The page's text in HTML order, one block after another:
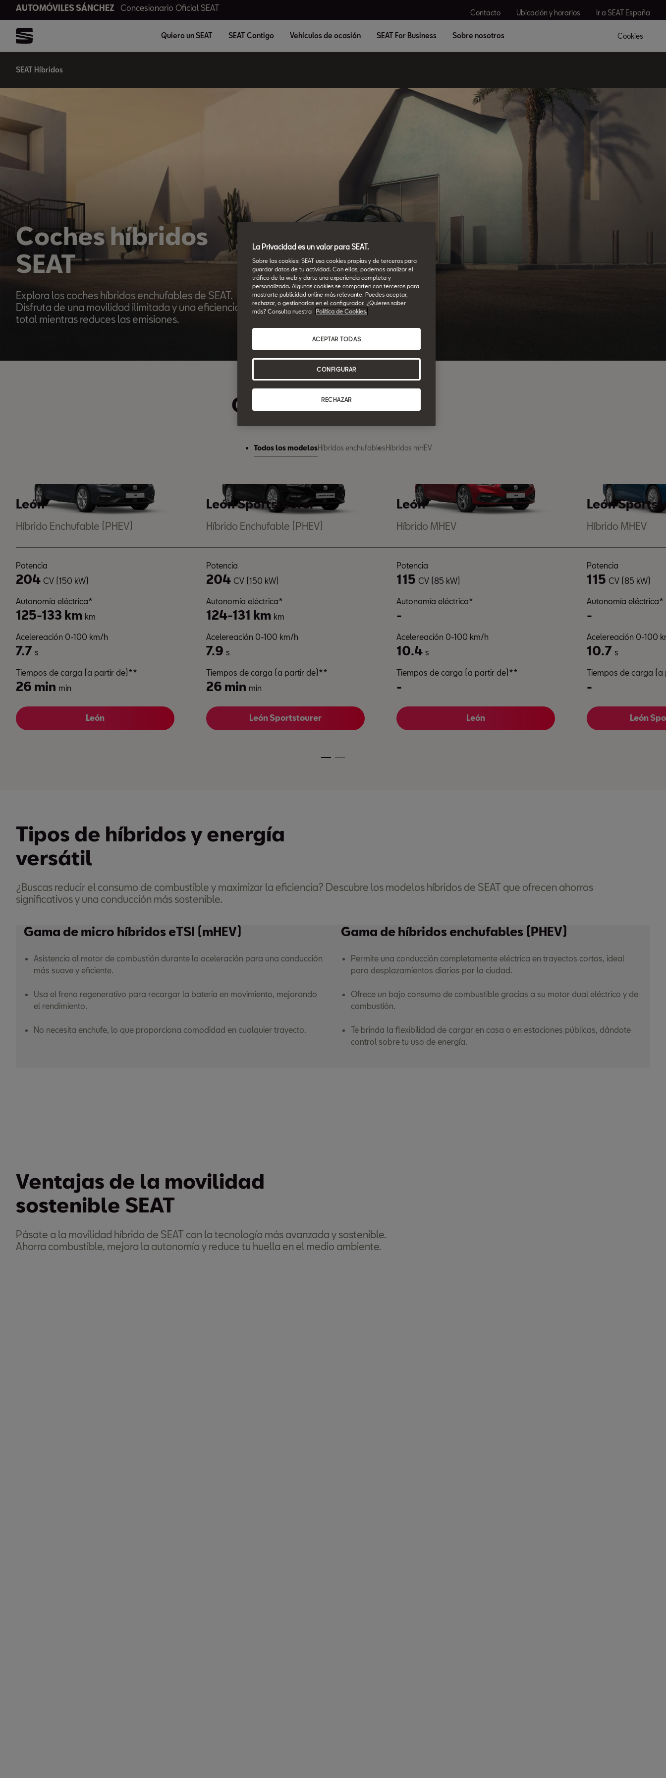
AUTOMÓVILES SÁNCHEZ Concesionario Oficial SEAT
Contacto Ubicación y horarios Ir a SEAT España
Quiero un SEAT SEAT Contigo Vehículos de ocasión SEAT For Business Sobre nosotros Cookies
SEAT Híbridos
Coches híbridos
SEAT
Explora los coches híbridos enchufables de SEAT.
Disfruta de una movilidad ilimitada y una eficiencia
total mientras reduces las emisiones.
Gama Híbridos SEAT
Todos los modelosHíbridos enchufablesHíbridos mHEV
León
Híbrido Enchufable (PHEV)
Potencia
204 CV (150 kW)
Autonomía eléctrica*
125-133 km km
Acelereación 0-100 km/h
7.7 s
Tiempos de carga (a partir de)**
26 min min
León
León Sportstourer
Híbrido Enchufable (PHEV)
Potencia
204 CV (150 kW)
Autonomía eléctrica*
124-131 km km
Acelereación 0-100 km/h
7.9 s
Tiempos de carga (a partir de)**
26 min min
León Sportstourer
León
Híbrido MHEV
Potencia
115 CV (85 kW)
Autonomía eléctrica*
-
Acelereación 0-100 km/h
10.4 s
Tiempos de carga (a partir de)**
-
León
León
Híbrido MHEV
Potencia
115 CV (85 kW)
Autonomía eléctrica*
-
Acelereación 0-100
10.7 s
Tiempos de carga
-
León
Tipos de híbridos y energía
versátil
¿Buscas reducir el consumo de combustible y maximizar la eficiencia? Descubre los modelos híbridos de SEAT que ofrecen ahorros
significativos y una conducción más sostenible.
Gama de micro híbridos eTSI (mHEV)
Asistencia al motor de combustión durante la aceleración para una conducción
más suave y eficiente.
Usa el freno regenerativo para recargar la batería en movimiento, mejorando
el rendimiento.
No necesita enchufe, lo que proporciona comodidad en cualquier trayecto.
Gama de híbridos enchufables (PHEV)
Permite una conducción completamente eléctrica en trayectos cortos, ideal
para desplazamientos diarios por la ciudad.
Ofrece un bajo consumo de combustible gracias a su motor dual eléctrico y de
combustión.
Te brinda la flexibilidad de cargar en casa o en estaciones públicas, dándote
control sobre tu uso de energía.
Ventajas de la movilidad
sostenible SEAT
Pásate a la movilidad híbrida de SEAT con la tecnología más avanzada y sostenible.
Ahorra combustible, mejora la autonomía y reduce tu huella en el medio ambiente.
La Privacidad es un valor para SEAT.
Sobre las cookies: SEAT usa cookies propias y de terceros para
guardar datos de tu actividad. Con ellas, podemos analizar el
tráfico de la web y darte una experiencia completa y
personalizada. Algunas cookies se comparten con terceros para
mostrarte publicidad online más relevante. Puedes aceptar,
rechazar, o gestionarlas en el configurador. ¿Quieres saber
más? Consulta nuestra
Política de Cookies.
RECHAZAR
ACEPTAR TODAS
CONFIGURAR